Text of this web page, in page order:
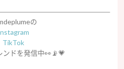
の
TikTok
ンドを発信中👀📡💗